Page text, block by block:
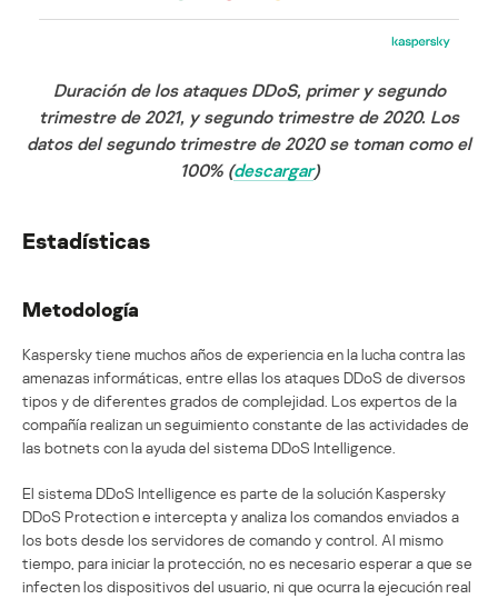
Duración de los ataques DDoS, primer y segundo
trimestre de 2021, y segundo trimestre de 2020. Los
datos del segundo trimestre de 2020 se toman como el
100% (descargar)
Estadísticas
Metodología
Kaspersky tiene muchos años de experiencia en la lucha contra las
amenazas informáticas, entre ellas los ataques DDoS de diversos
tipos y de diferentes grados de complejidad. Los expertos de la
compañía realizan un seguimiento constante de las actividades de
las botnets con la ayuda del sistema DDoS Intelligence.
El sistema DDoS Intelligence es parte de la solución Kaspersky
DDoS Protection e intercepta y analiza los comandos enviados a
los bots desde los servidores de comando y control. Al mismo
tiempo, para iniciar la protección, no es necesario esperar a que se
infecten los dispositivos del usuario, ni que ocurra la ejecución real